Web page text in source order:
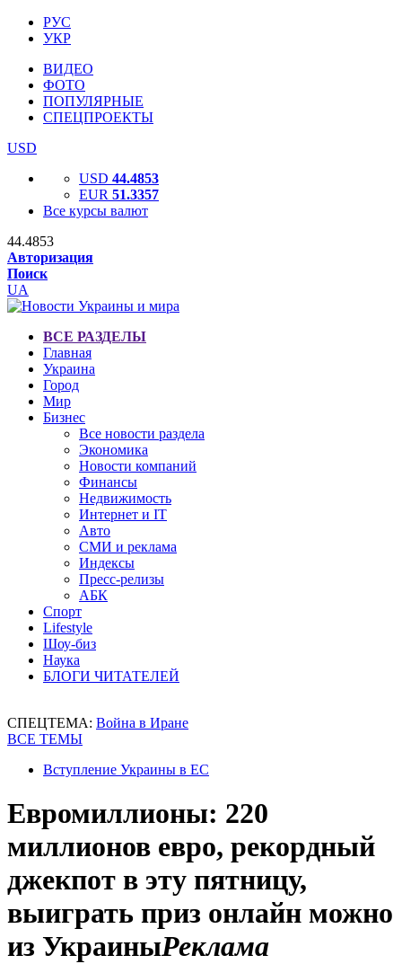
РУС
УКР
ВИДЕО
ФОТО
ПОПУЛЯРНЫЕ
СПЕЦПРОЕКТЫ
USD
USD 44.4853
EUR 51.3357
Все курсы валют
44.4853
Авторизация
Поиск
UA
ВСЕ РАЗДЕЛЫ
Главная
Украина
Город
Мир
Бизнес
Все новости раздела
Экономика
Новости компаний
Финансы
Недвижимость
Интернет и IT
Авто
СМИ и реклама
Индексы
Пресс-релизы
АБК
Спорт
Lifestyle
Шоу-биз
Наука
БЛОГИ ЧИТАТЕЛЕЙ
СПЕЦТЕМА: Война в Иране
ВСЕ ТЕМЫ
Вступление Украины в ЕС
Евромиллионы: 220
миллионов евро, рекордный
джекпот в эту пятницу,
выиграть приз онлайн можно
из УкраиныРеклама